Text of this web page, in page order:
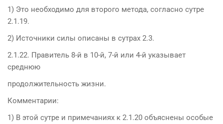
1) Это необходимо для второго метода, согласно сутре
2.1.19.
2) Источники силы описаны в сутрах 2.3.
2.1.22. Правитель 8-й в 10-й, 7-й или 4-й указывает
среднюю
продолжительность жизни.
Комментарии:
1) В этой сутре и примечаниях к 2.1.20 объяснены особые